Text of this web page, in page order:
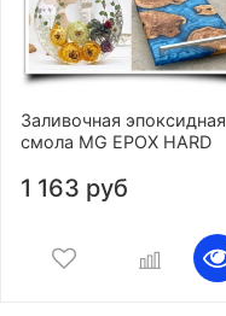
Заливочная эпоксидная
смола MG EPOX HARD
1 163 руб